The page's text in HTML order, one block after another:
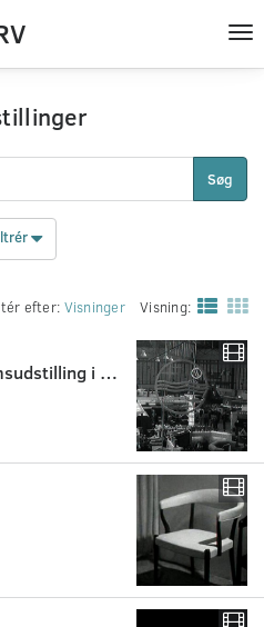
Søg
efter: Visninger Visning:
Statsradiofoniens jubilæumsudstilling i Forum. 1950